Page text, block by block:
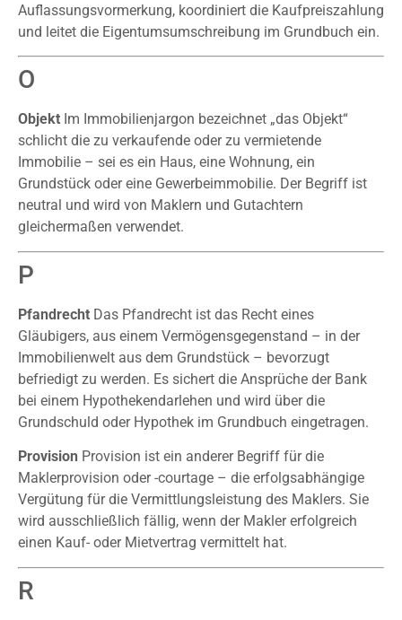
Auflassungsvormerkung, koordiniert die Kaufpreiszahlung
und leitet die Eigentumsumschreibung im Grundbuch ein.
O
Objekt Im Immobilienjargon bezeichnet „das Objekt“
schlicht die zu verkaufende oder zu vermietende
Immobilie – sei es ein Haus, eine Wohnung, ein
Grundstück oder eine Gewerbeimmobilie. Der Begriff ist
neutral und wird von Maklern und Gutachtern
gleichermaßen verwendet.
P
Pfandrecht Das Pfandrecht ist das Recht eines
Gläubigers, aus einem Vermögensgegenstand – in der
Immobilienwelt aus dem Grundstück – bevorzugt
befriedigt zu werden. Es sichert die Ansprüche der Bank
bei einem Hypothekendarlehen und wird über die
Grundschuld oder Hypothek im Grundbuch eingetragen.
Provision Provision ist ein anderer Begriff für die
Maklerprovision oder -courtage – die erfolgsabhängige
Vergütung für die Vermittlungsleistung des Maklers. Sie
wird ausschließlich fällig, wenn der Makler erfolgreich
einen Kauf- oder Mietvertrag vermittelt hat.
R